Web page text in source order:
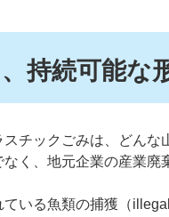
持続可能な
チックごみは、どんな
く、地元企業の産業廃
いる魚類の捕獲（